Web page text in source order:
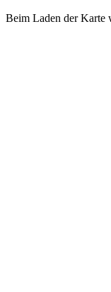
Beim Laden der Karte